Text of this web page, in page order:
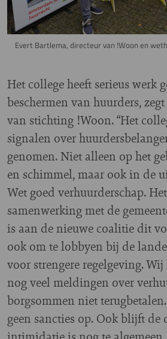
Evert Bartlema, directeur van !Woon en
Het college heeft serieus werk
beschermen van huurders,
van stichting !Woon. “Het
signalen over
genomen. Niet alleen op het
en schimmel, maar ook in de
Wet goed verhuurderschap.
samenwerking met de
is aan de nieuwe coalitie dit
ook om te lobbyen bij de
voor strengere regelgeving.
nog veel meldingen over
borgsommen niet
geen sancties op. Ook blijft